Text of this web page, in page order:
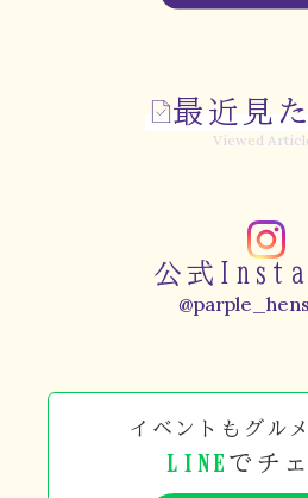
最近見
Viewed
公式
イベントもグル
LINE でチ